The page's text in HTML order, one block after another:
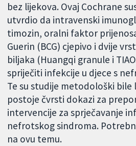
bez lijekova. Ovaj Cochrane
utvrdio da intravenski
timozin, oralni faktor
Guerin (BCG) cjepivo i dvije
biljaka (Huangqi granule i
spriječiti infekcije u djece s
Te su studije metodološki bile
postoje čvrsti dokazi za
intervencije za sprječavanje
nefrotskog sindroma.
na ovu temu.